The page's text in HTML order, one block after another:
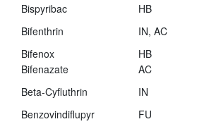
Bispyribac
HB
Bifenthrin
IN, AC
Bifenox
HB
Bifenazate
AC
Beta-Cyfluthrin
IN
Benzovindiflupyr
FU